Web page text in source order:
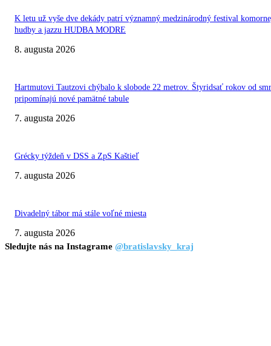
K letu už vyše dve dekády patrí významný medzinárodný festival
hudby a jazzu HUDBA MODRE
8. augusta 2026
Hartmutovi Tautzovi chýbalo k slobode 22 metrov. Štyridsať rokov od
pripomínajú nové pamätné tabule
7. augusta 2026
Grécky týždeň v DSS a ZpS Kaštieľ
7. augusta 2026
Divadelný tábor má stále voľné miesta
7. augusta 2026
Sledujte nás na Instagrame @bratislavsky_kraj